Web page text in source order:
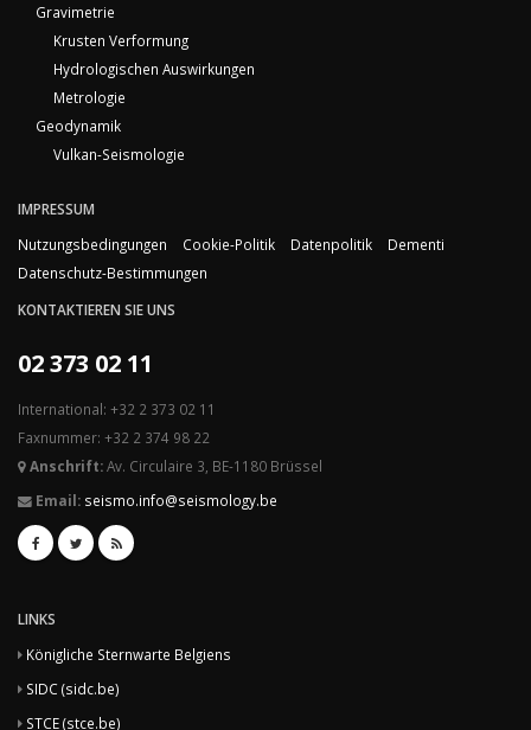
Gravimetrie
Krusten Verformung
Hydrologischen Auswirkungen
Metrologie
Geodynamik
Vulkan-Seismologie
IMPRESSUM
Nutzungsbedingungen
Cookie-Politik Datenpolitik
Dementi
Datenschutz-Bestimmungen
KONTAKTIEREN SIE UNS
02 373 02 11
International: +32 2 373 02 11
Faxnummer: +32 2 374 98 22
Anschrift:Av. Circulaire 3, BE-1180 Brüssel
Email: seismo.info@seismology.be
LINKS
Königliche Sternwarte Belgiens
SIDC (sidc.be)
STCE (stce.be)